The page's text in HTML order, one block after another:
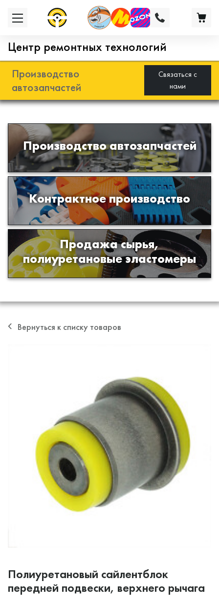
Центр ремонтных технологий
Производство
автозапчастей
Связаться с
нами
Производство автозапчастей
Разработка и производство деталей
из эластомеров для подвески
автомобиля
Контрактное производство
Производство изделий из пластиков
и полимеров по образцам либо
чертежам заказчика
Продажа сырья,
полиуретановые эластомеры
Продажа сырья для производства
изделий из полиуретана
Вернуться к списку товаров
Полиуретановый сайлентблок
передней подвески, верхнего рычага